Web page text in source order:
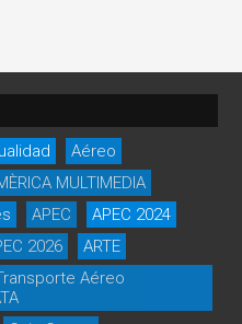
Aéreo
MULTIMEDIA
APEC
APEC 2024
2026
ARTE
Aéreo